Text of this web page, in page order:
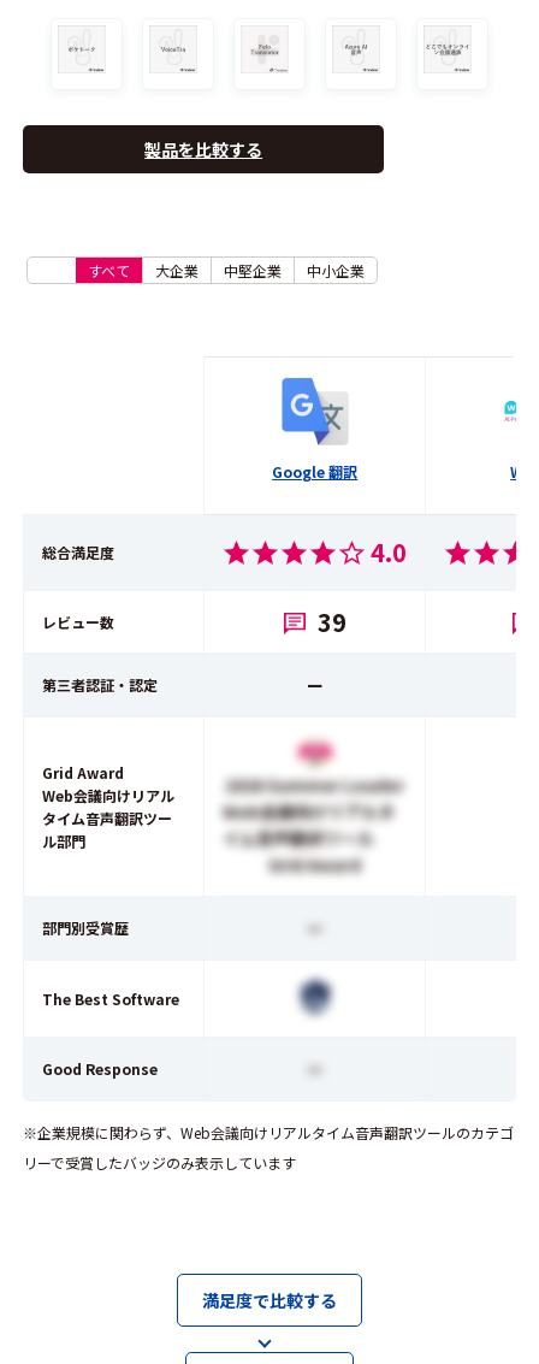
製品を比較する
すべて 大企業 中堅企業 中小企業
Google 翻訳
総合満足度 4.0
レビュー数 39
第三者認証・認定 ー
Grid Award
Web会議向けリアル
タイム音声翻訳ツー
ル部門
2026 Summer Leader
Web会議向けリアルタ
イム音声翻訳ツール
Grid Award
部門別受賞歴 ー
The Best Software
Good Response ー
※企業規模に関わらず、Web会議向けリアルタイム音声翻訳ツールのカテゴ
リーで受賞したバッジのみ表示しています
満足度で比較する